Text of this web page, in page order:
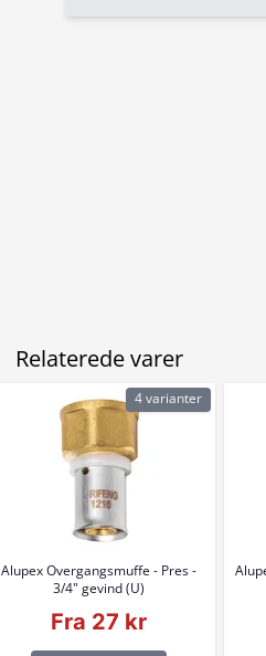
Relaterede varer
Alupex Overgangsmuffe - Pres -
3/4" gevind (U)
Fra 27 kr
4 varianter